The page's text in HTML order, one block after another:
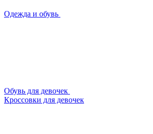
Одежда и обувь
Обувь для девочек
Кроссовки для девочек